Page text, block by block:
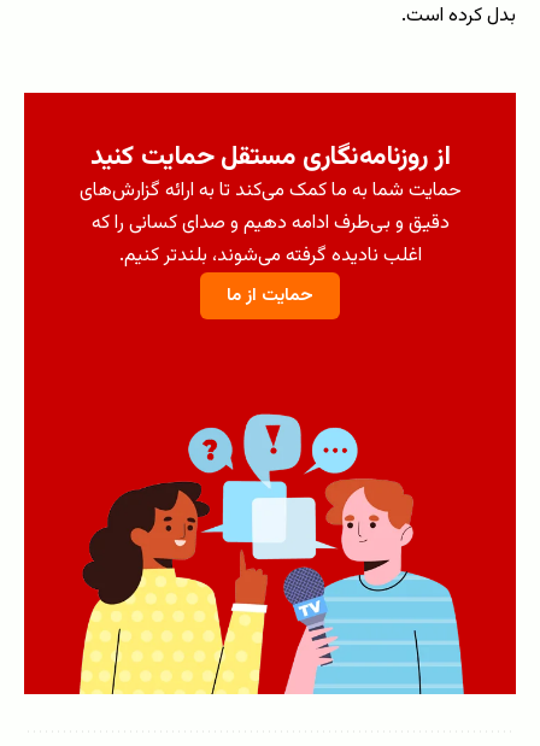
بدل کرده است.
از روزنامه‌نگاری مستقل حمایت کنید
حمایت شما به ما کمک می‌کند تا به ارائه گزارش‌های
دقیق و بی‌طرف ادامه دهیم و صدای کسانی را که
اغلب نادیده گرفته می‌شوند، بلندتر کنیم.
حمایت از ما